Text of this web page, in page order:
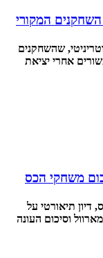
ניאו וטריניטי, שהשחקנים
אחרי יציאת
תיאורטי על
וסיכום העונה